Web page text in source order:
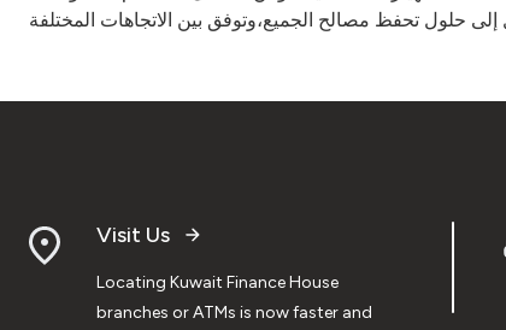
Visit Us
Locating Kuwait Finance House
branches or ATMs is now faster and